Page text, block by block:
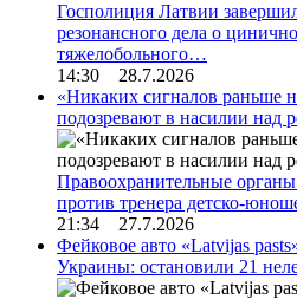
Госполиция Латвии
резонансного дела о
тяжелобольного…
14:30 28.7.2026
«Никаких сигналов раньше
подозревают в насилии над
Правоохранительные
против тренера детско-
21:34 27.7.2026
Фейковое авто «Latvijas
Украины: остановили 21